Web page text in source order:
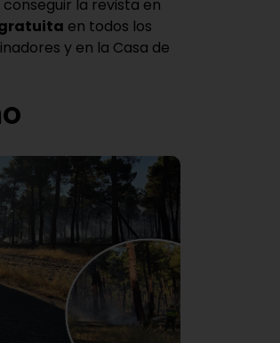
la revista en
en todos los
y en la Casa de